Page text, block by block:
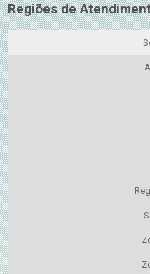
Regiões de